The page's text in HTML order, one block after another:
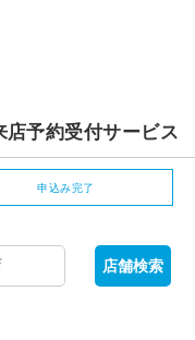
店予約受付サービス
申込み完了
店舗検索